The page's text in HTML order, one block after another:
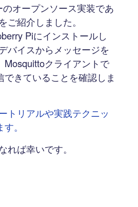
オープンソース実装であ
ご紹介しました。
Piにインストールし
バイスからメッセージを
Mosquittoクライアントで
できていることを確認しま
トリアルや実践テクニッ
。
れば幸いです。